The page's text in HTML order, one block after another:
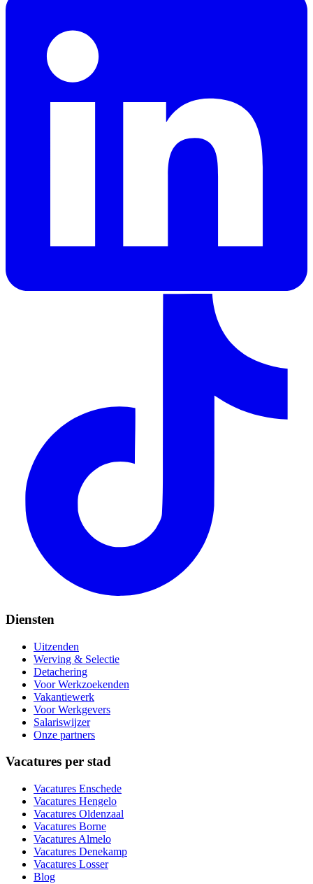
Diensten
Uitzenden
Werving & Selectie
Detachering
Voor Werkzoekenden
Vakantiewerk
Voor Werkgevers
Salariswijzer
Onze partners
Vacatures per stad
Vacatures Enschede
Vacatures Hengelo
Vacatures Oldenzaal
Vacatures Borne
Vacatures Almelo
Vacatures Denekamp
Vacatures Losser
Blog